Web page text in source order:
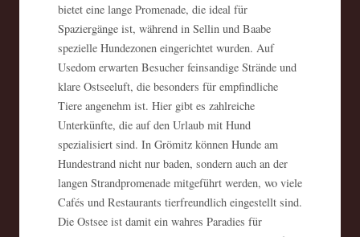
bietet eine lange Promenade, die ideal für
Spaziergänge ist, während in Sellin und Baabe
spezielle Hundezonen eingerichtet wurden. Auf
Usedom erwarten Besucher feinsandige Strände und
klare Ostseeluft, die besonders für empfindliche
Tiere angenehm ist. Hier gibt es zahlreiche
Unterkünfte, die auf den Urlaub mit Hund
spezialisiert sind. In Grömitz können Hunde am
Hundestrand nicht nur baden, sondern auch an der
langen Strandpromenade mitgeführt werden, wo viele
Cafés und Restaurants tierfreundlich eingestellt sind.
Die Ostsee ist damit ein wahres Paradies für